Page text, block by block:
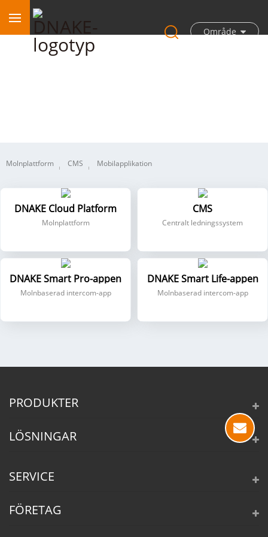
Område
Molnplattform CMS Mobilapplikation
DNAKE Cloud Platform
Molnplattform
CMS
Centralt ledningssystem
DNAKE Smart Pro-appen
Molnbaserad intercom-app
DNAKE Smart Life-appen
Molnbaserad intercom-app
PRODUKTER
LÖSNINGAR
SERVICE
FÖRETAG